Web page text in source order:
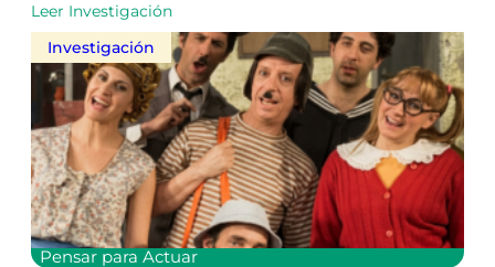
Leer Investigación
Investigación
Pensar para Actuar